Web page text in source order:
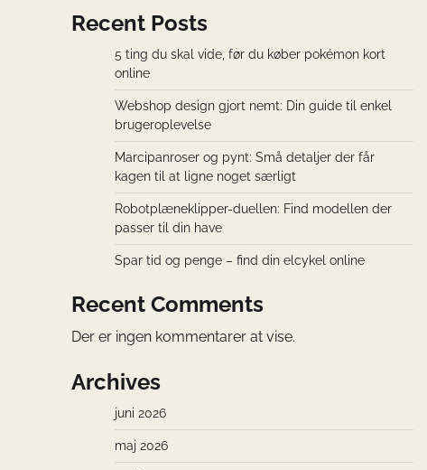
Recent Posts
5 ting du skal vide, før du køber pokémon kort
online
Webshop design gjort nemt: Din guide til enkel
brugeroplevelse
Marcipanroser og pynt: Små detaljer der får
kagen til at ligne noget særligt
Robotplæneklipper-duellen: Find modellen der
passer til din have
Spar tid og penge – find din elcykel online
Recent Comments
Der er ingen kommentarer at vise.
Archives
juni 2026
maj 2026